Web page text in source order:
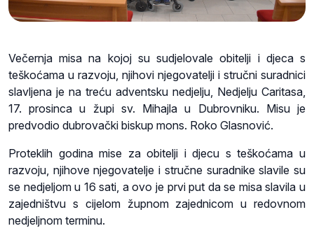
Večernja misa na kojoj su sudjelovale obitelji i djeca s
teškoćama u razvoju, njihovi njegovatelji i stručni suradnici
slavljena je na treću adventsku nedjelju, Nedjelju Caritasa,
17. prosinca u župi sv. Mihajla u Dubrovniku. Misu je
predvodio dubrovački biskup mons. Roko Glasnović.
Proteklih godina mise za obitelji i djecu s teškoćama u
razvoju, njihove njegovatelje i stručne suradnike slavile su
se nedjeljom u 16 sati, a ovo je prvi put da se misa slavila u
zajedništvu s cijelom župnom zajednicom u redovnom
nedjeljnom terminu.